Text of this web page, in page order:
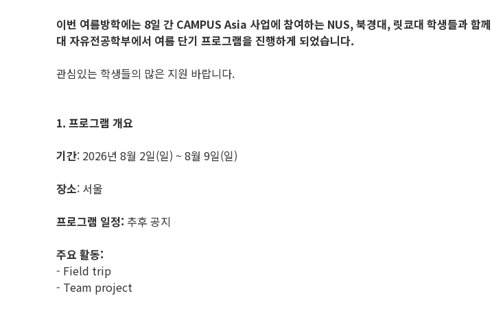
이번 여름방학에는 8일 간 CAMPUS Asia 사업에 참여하는 NUS, 북경대, 릿쿄대 학생
대 자유전공학부에서 여름 단기 프로그램을 진행하게 되었습니다.
관심있는 학생들의 많은 지원 바랍니다.
1. 프로그램 개요
기간: 2026년 8월 2일(일) ~ 8월 9일(일)
장소: 서울
프로그램 일정: 추후 공지
주요 활동:
- Field trip
- Team project